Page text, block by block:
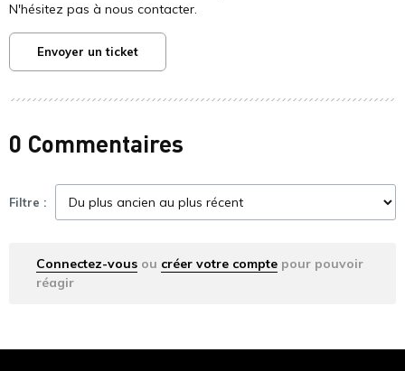
N'hésitez pas à nous contacter.
Envoyer un ticket
0 Commentaires
Filtre :
Connectez-vous ou créer votre compte pour pouvoir
réagir